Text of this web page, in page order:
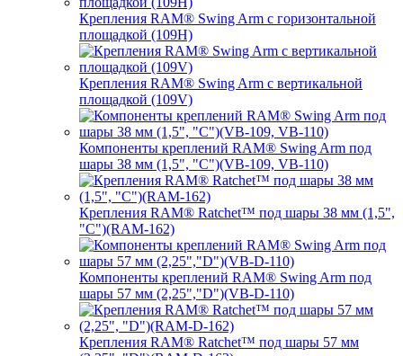
Крепления RAM® Swing Arm с горизонтальной
площадкой (109H)
Крепления RAM® Swing Arm с вертикальной
площадкой (109V)
Компоненты креплений RAM® Swing Arm под
шары 38 мм (1,5", "C")(VB-109, VB-110)
Крепления RAM® Ratchet™ под шары 38 мм (1,5",
"C")(RAM-162)
Компоненты креплений RAM® Swing Arm под
шары 57 мм (2,25","D")(VB-D-110)
Крепления RAM® Ratchet™ под шары 57 мм